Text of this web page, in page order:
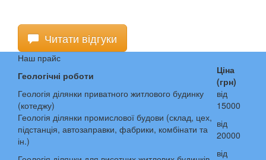
Читати відгуки
Наш прайс
Геологічні роботи
Ціна
(грн)
Геологія ділянки приватного житлового будинку
(котеджу)
від
15000
Геологія ділянки промислової будови (склад, цех,
підстанція, автозаправки, фабрики, комбінати та
ін.)
від
20000
від